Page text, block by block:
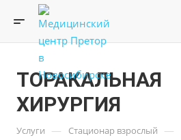
ТОРАКАЛЬНАЯ
ХИРУРГИЯ
Услуги — Стационар взрослый —